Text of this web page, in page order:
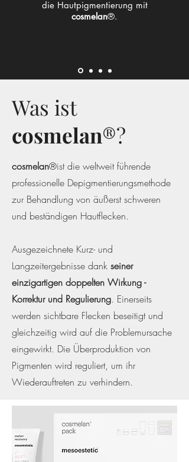
die Hautpigmentierung mit
cosmelan®.
Was ist
cosmelan®?
cosmelan®ist die weltweit führende
professionelle Depigmentierungsmethode
zur Behandlung von äußerst schweren
und beständigen Hautflecken.
Ausgezeichnete Kurz- und
Langzeitergebnisse dank seiner
einzigartigen doppelten Wirkung -
Korrektur und Regulierung. Einerseits
werden sichtbare Flecken beseitigt und
gleichzeitig wird auf die Problemursache
eingewirkt. Die Überproduktion von
Pigmenten wird reguliert, um ihr
Wiederauftreten zu verhindern.